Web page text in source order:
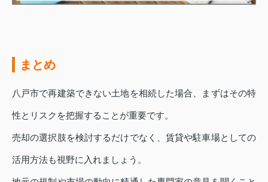
まとめ
八戸市で再建築できない土地を相続した場合、まずはその特
性とリスクを把握することが重要です。
売却の選択肢を検討するだけでなく、賃貸や駐車場としての
活用方法も視野に入れましょう。